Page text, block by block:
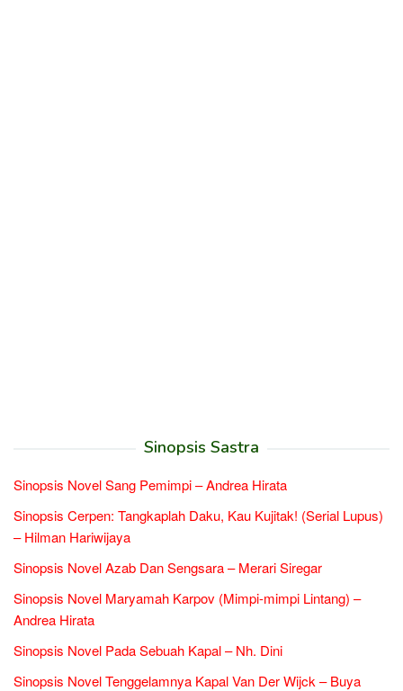
Sinopsis Sastra
Sinopsis Novel Sang Pemimpi – Andrea Hirata
Sinopsis Cerpen: Tangkaplah Daku, Kau Kujitak! (Serial Lupus)
– Hilman Hariwijaya
Sinopsis Novel Azab Dan Sengsara – Merari Siregar
Sinopsis Novel Maryamah Karpov (Mimpi-mimpi Lintang) –
Andrea Hirata
Sinopsis Novel Pada Sebuah Kapal – Nh. Dini
Sinopsis Novel Tenggelamnya Kapal Van Der Wijck – Buya